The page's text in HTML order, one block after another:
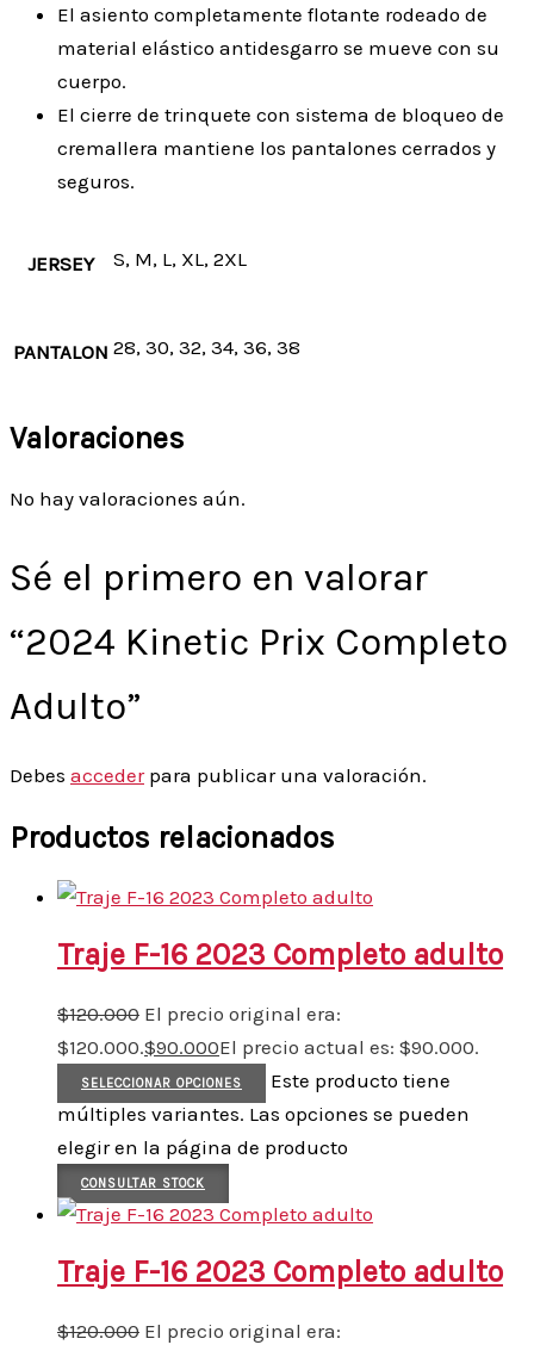
El asiento completamente flotante rodeado de
material elástico antidesgarro se mueve con su
cuerpo.
El cierre de trinquete con sistema de bloqueo de
cremallera mantiene los pantalones cerrados y
seguros.
JERSEY S, M, L, XL, 2XL
PANTALON 28, 30, 32, 34, 36, 38
Valoraciones
No hay valoraciones aún.
Sé el primero en valorar
“2024 Kinetic Prix Completo
Adulto”
Debes accederpara publicar una valoración.
Productos relacionados
Traje F-16 2023 Completo adulto
$120.000 El precio original era:
$120.000.$90.000El precio actual es: $90.000.
SELECCIONAR OPCIONES
Este producto tiene
múltiples variantes. Las opciones se pueden
elegir en la página de producto
CONSULTAR STOCK
Traje F-16 2023 Completo adulto
$120.000 El precio original era: